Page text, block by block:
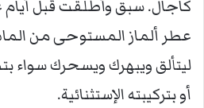
كاجال. سبق وأطلقت قبل
عطر ألماز المستوحى من
ليتألق ويبهرك ويسحرك سواء
أو بتركيبته الإستثنائية.